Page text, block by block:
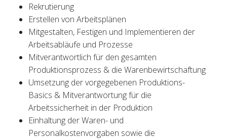
Rekrutierung
Erstellen von Arbeitsplänen
Mitgestalten, Festigen und Implementieren der
Arbeitsabläufe und Prozesse
Mitverantwortlich für den gesamten
Produktionsprozess & die Warenbewirtschaftung
Umsetzung der vorgegebenen Produktions-
Basics & Mitverantwortung für die
Arbeitssicherheit in der Produktion
Einhaltung der Waren- und
Personalkostenvorgaben sowie die